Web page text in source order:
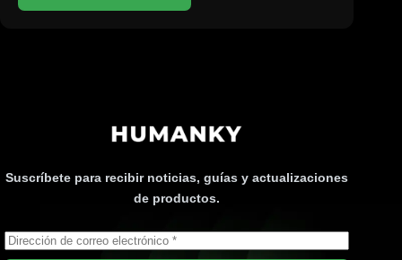
Suscríbete para recibir noticias, guías y actualizaciones
de productos.